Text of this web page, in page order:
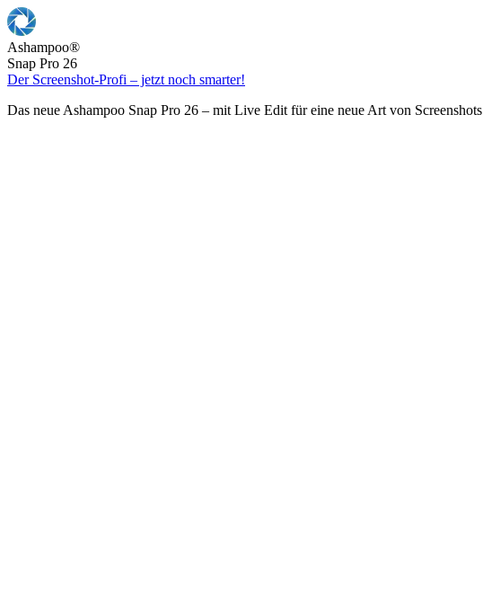
Ashampoo®
Snap Pro 26
Der Screenshot-Profi – jetzt noch smarter!
Das neue Ashampoo Snap Pro 26 – mit Live Edit für eine neue Art von Screenshots